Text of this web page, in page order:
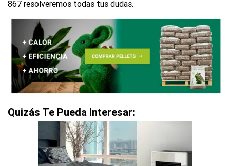
867 resolveremos todas tus dudas.
Quizás Te Pueda Interesar: